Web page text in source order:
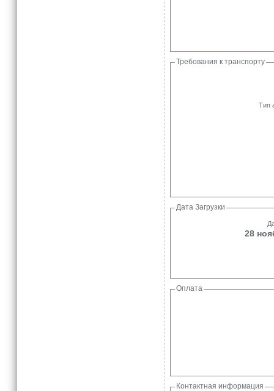
Требования к транспорту
Тип
Дата Загрузки
28
Оплата
Контактная информация